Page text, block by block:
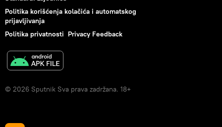
Politika korišćenja kolačića i automatskog
prijavljivanja
Politika privatnosti Privacy Feedback
© 2026 Sputnik Sva prava zadržana. 18+